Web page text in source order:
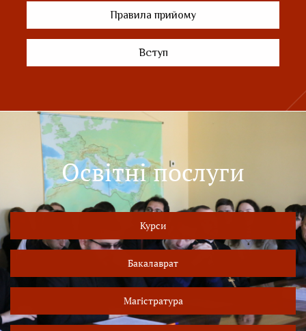
Правила прийому
Вступ
Освітні послуги
Курси
Бакалаврат
Магістратура